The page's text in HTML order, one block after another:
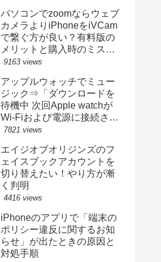
パソコンでzoomならウェブ
カメラよりiPhoneをiVCam
で繋ぐ方が良い？有料版の
メリットと購入時のミスと
キャンセル
9163 views
アップルウォッチでミュー
ジック⇒「ダウンロードを
待機中 次回Apple watchが
Wi-Fiおよび電源に接続され
たときにダウンロードされ
再開されない⇒再開は
iPhoneから操作
7821 views
エイジオブオリジンズのフ
ェイスブックアカウントを
切り替えたい！やり方が漸
く判明
4416 views
iPhoneのアプリで「端末の
ポリシー違反に関するお知
らせ」が出たときの原因と
対処手順